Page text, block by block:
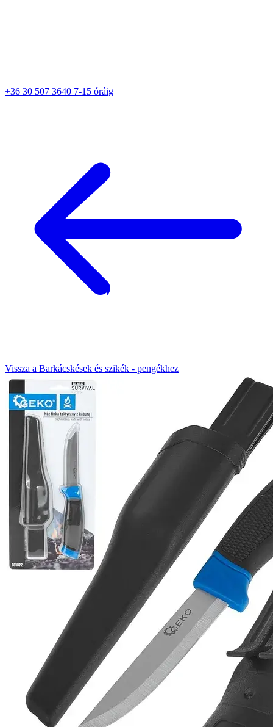
+36 30 507 3640 7-15 óráig
Vissza a Barkácskések és szikék - pengékhez